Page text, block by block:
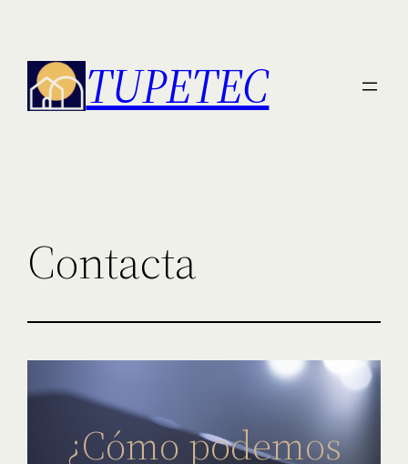
TUPETEC
Contacta
¿Cómo podemos